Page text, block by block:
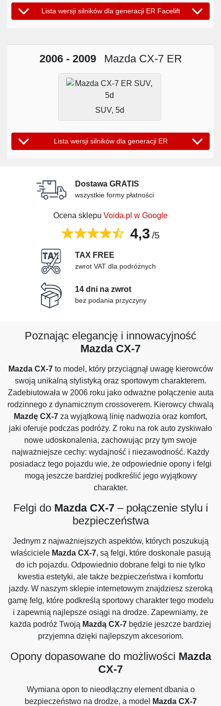
Lista wersji silników dla generacji ER Facelift
2006 - 2009 Mazda CX-7 ER
SUV, 5d
Lista wersji silników dla generacji ER
Dostawa GRATIS
wszystkie formy płatności
Ocena sklepu Voida.pl w Google
4,3 /5
TAX FREE
zwrot VAT dla podróżnych
14 dni na zwrot
bez podania przyczyny
Poznając elegancję i innowacyjność
Mazda CX-7
Mazda CX-7to model, który przyciągnął uwagę kierowców
swoją unikalną stylistyką oraz sportowym charakterem.
Zadebiutowała w 2006 roku jako odważne połączenie auta
rodzinnego z dynamicznym crossoverem. Kierowcy chwalą
Mazdę CX-7 za wyjątkową linię nadwozia oraz komfort,
jaki oferuje podczas podróży. Z roku na rok auto zyskiwało
nowe udoskonalenia, zachowując przy tym swoje
najważniejsze cechy: wydajność i niezawodność. Każdy
posiadacz tego pojazdu wie, że odpowiednie opony i felgi
mogą jeszcze bardziej podkreślić jego wyjątkowy
charakter.
Felgi do Mazda CX-7– połączenie stylu i
bezpieczeństwa
Jednym z najważniejszych aspektów, których poszukują
właściciele Mazda CX-7, są felgi, które doskonale pasują
do ich pojazdu. Odpowiednio dobrane felgi to nie tylko
kwestia estetyki, ale także bezpieczeństwa i komfortu
jazdy. W naszym sklepie internetowym znajdziesz szeroką
gamę felg, które podkreślą sportowy charakter tego modelu
i zapewnią najlepsze osiągi na drodze. Zapewniamy, że
każda podróż Twoją Mazdą CX-7 będzie jeszcze bardziej
przyjemna dzięki najlepszym akcesoriom.
Opony dopasowane do możliwości Mazda
CX-7
Wymiana opon to nieodłączny element dbania o
bezpieczeństwo na drodze, a model
Mazda CX-7